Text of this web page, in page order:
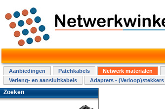
Aanbiedingen Patchkabels Netwerk materialen
Verleng- en aansluitkabels
Adapters - (Verloop)stekkers
Zoeken